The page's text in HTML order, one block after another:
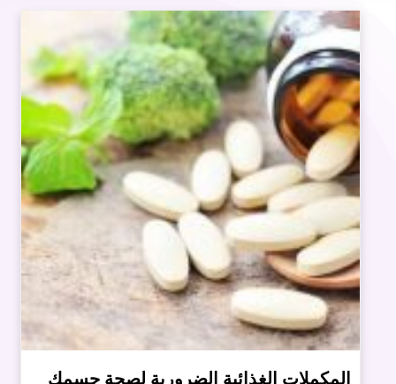
المكملات الغذائية الضرورية لصحة جسمك